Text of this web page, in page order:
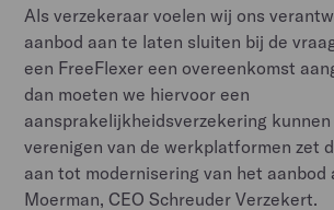
Als verzekeraar voelen wij ons
aanbod aan te laten sluiten bij de
een FreeFlexer een overeenkomst
dan moeten we hiervoor een
aansprakelijkheidsverzekering
verenigen van de werkplatformen zet
aan tot modernisering van het aanbod
Moerman, CEO Schreuder Verzekert.